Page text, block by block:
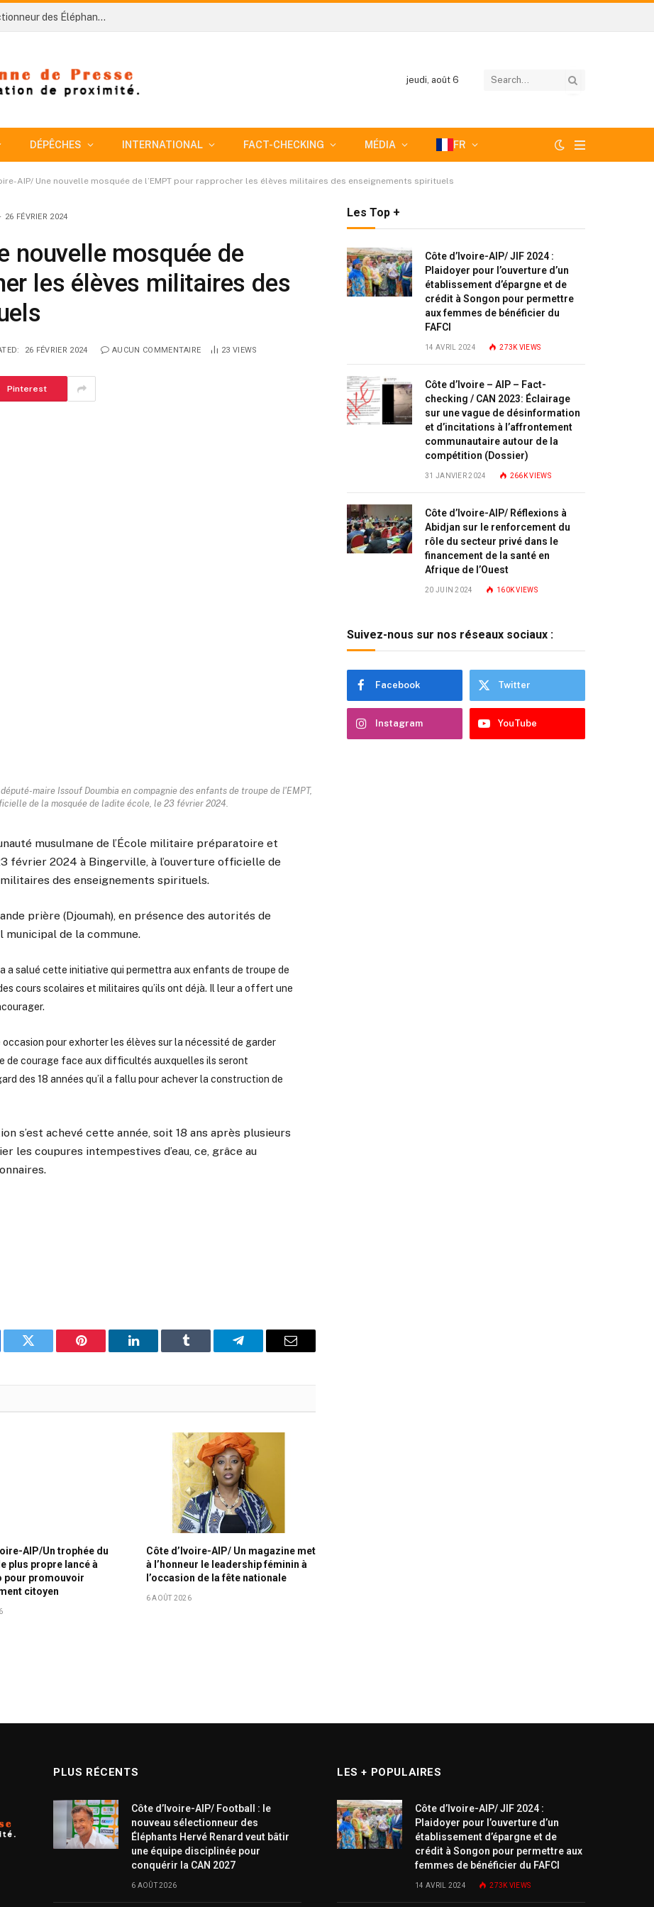
Côte d’Ivoire-AIP/ Football : le nouveau sélectionneur des Éléphants Hervé Renard veut bâtir une équipe disciplinée pour conquérir la CAN 2027
jeudi, août 6
DÉPÊCHES INTERNATIONAL FACT-CHECKING MÉDIA FR
AIP/ Une nouvelle mosquée de l’EMPT pour rapprocher les élèves militaires des enseignements spirituels
26 FÉVRIER 2024
nouvelle mosquée de
les élèves militaires des
26 FÉVRIER 2024 AUCUN COMMENTAIRE 23 VIEWS
Pinterest
maire Issouf Doumbia en compagnie des enfants de troupe de l'EMPT,
de la mosquée de ladite école, le 23 février 2024.
musulmane de l’École militaire préparatoire et
février 2024 à Bingerville, à l’ouverture officielle de
des enseignements spirituels.
prière (Djoumah), en présence des autorités de
municipal de la commune.
a salué cette initiative qui permettra aux enfants de troupe de
cours scolaires et militaires qu’ils ont déjà. Il leur a offert une
occasion pour exhorter les élèves sur la nécessité de garder
de courage face aux difficultés auxquelles ils seront
des 18 années qu’il a fallu pour achever la construction de
s’est achevé cette année, soit 18 ans après plusieurs
les coupures intempestives d’eau, ce, grâce au
Twitter Pinterest LinkedIn Tumblr Telegram Email
AIP/Un trophée du
plus propre lancé à
pour promouvoir
citoyen
Côte d’Ivoire-AIP/ Un magazine met
à l’honneur le leadership féminin à
l’occasion de la fête nationale
6 AOÛT 2026
Les Top +
Côte d’Ivoire-AIP/ JIF 2024 :
Plaidoyer pour l’ouverture d’un
établissement d’épargne et de
crédit à Songon pour permettre
aux femmes de bénéficier du
FAFCI
14 AVRIL 2024 273K VIEWS
Côte d’Ivoire – AIP – Fact-
checking / CAN 2023: Éclairage
sur une vague de désinformation
et d’incitations à l’affrontement
communautaire autour de la
compétition (Dossier)
31 JANVIER 2024 266KVIEWS
Côte d’Ivoire-AIP/ Réflexions à
Abidjan sur le renforcement du
rôle du secteur privé dans le
financement de la santé en
Afrique de l’Ouest
20 JUIN 2024 160KVIEWS
Suivez-nous sur nos réseaux sociaux :
Facebook Twitter
Instagram YouTube
PLUS RÉCENTS
Côte d’Ivoire-AIP/ Football : le
nouveau sélectionneur des
Éléphants Hervé Renard veut bâtir
une équipe disciplinée pour
conquérir la CAN 2027
6 AOÛT 2026
LES + POPULAIRES
Côte d’Ivoire-AIP/ JIF 2024 :
Plaidoyer pour l’ouverture d’un
établissement d’épargne et de
crédit à Songon pour permettre aux
femmes de bénéficier du FAFCI
14 AVRIL 2024 273K VIEWS